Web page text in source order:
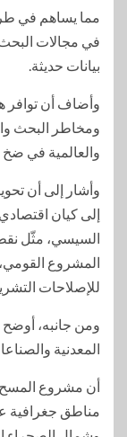
مما يساهم في
في مجالات
بيانات حديثة.
وأضاف أن توافر
ومخاطر البحث
والعالمية في ضخ
وأشار إلى أن
إلى كيان
السيسي، مثّل
المشروع القومي،
للإصلاحات
ومن جانبه،
المعدنية
مناطق جغرافية